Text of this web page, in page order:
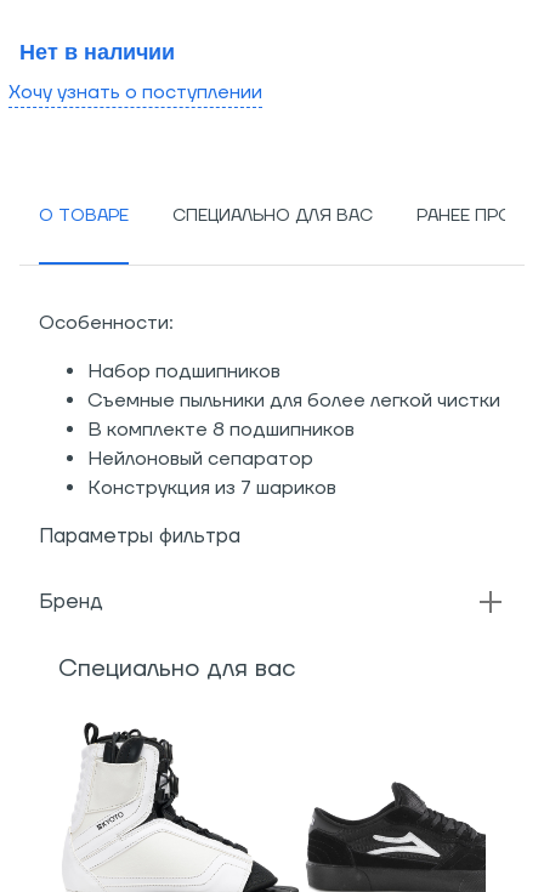
Нет в наличии
Хочу узнать о поступлении
О ТОВАРЕ СПЕЦИАЛЬНО ДЛЯ ВАС РАНЕЕ
Особенности:
Набор подшипников
Съемные пыльники для более легкой чистки
В комплекте 8 подшипников
Нейлоновый сепаратор
Конструкция из 7 шариков
Параметры фильтра
Бренд
Специально для вас